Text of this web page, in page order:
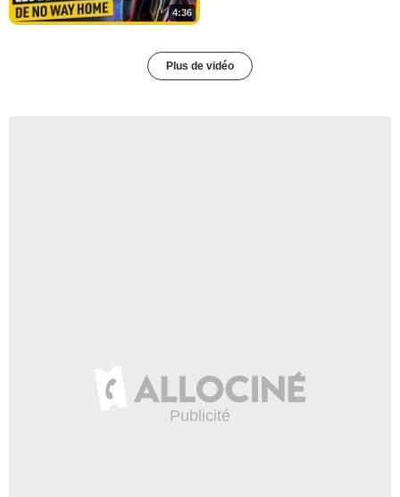
4:36
Plus de vidéo